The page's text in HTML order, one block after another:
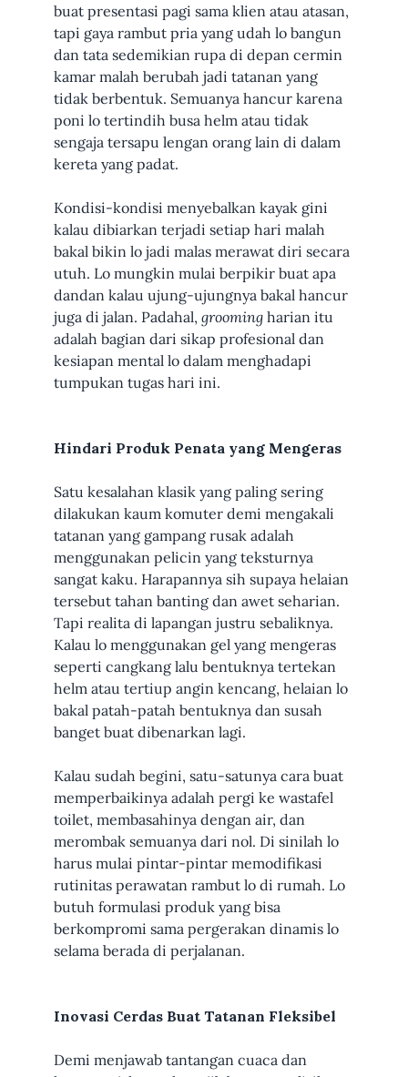
buat presentasi pagi sama klien atau atasan,
tapi gaya rambut pria yang udah lo bangun
dan tata sedemikian rupa di depan cermin
kamar malah berubah jadi tatanan yang
tidak berbentuk. Semuanya hancur karena
poni lo tertindih busa helm atau tidak
sengaja tersapu lengan orang lain di dalam
kereta yang padat.
Kondisi-kondisi menyebalkan kayak gini
kalau dibiarkan terjadi setiap hari malah
bakal bikin lo jadi malas merawat diri secara
utuh. Lo mungkin mulai berpikir buat apa
dandan kalau ujung-ujungnya bakal hancur
juga di jalan. Padahal, groomingharian itu
adalah bagian dari sikap profesional dan
kesiapan mental lo dalam menghadapi
tumpukan tugas hari ini.
Hindari Produk Penata yang Mengeras
Satu kesalahan klasik yang paling sering
dilakukan kaum komuter demi mengakali
tatanan yang gampang rusak adalah
menggunakan pelicin yang teksturnya
sangat kaku. Harapannya sih supaya helaian
tersebut tahan banting dan awet seharian.
Tapi realita di lapangan justru sebaliknya.
Kalau lo menggunakan gel yang mengeras
seperti cangkang lalu bentuknya tertekan
helm atau tertiup angin kencang, helaian lo
bakal patah-patah bentuknya dan susah
banget buat dibenarkan lagi.
Kalau sudah begini, satu-satunya cara buat
memperbaikinya adalah pergi ke wastafel
toilet, membasahinya dengan air, dan
merombak semuanya dari nol. Di sinilah lo
harus mulai pintar-pintar memodifikasi
rutinitas perawatan rambut lo di rumah. Lo
butuh formulasi produk yang bisa
berkompromi sama pergerakan dinamis lo
selama berada di perjalanan.
Inovasi Cerdas Buat Tatanan Fleksibel
Demi menjawab tantangan cuaca dan